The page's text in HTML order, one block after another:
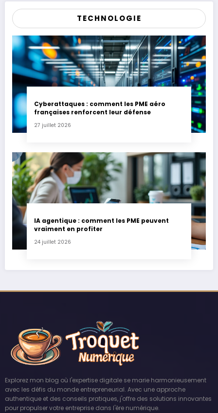
TECHNOLOGIE
Cyberattaques : comment les PME aéro
françaises renforcent leur défense
27 juillet 2026
IA agentique : comment les PME peuvent
vraiment en profiter
24 juillet 2026
Explorez mon blog où l'expertise digitale se marie harmonieusement
avec les défis du monde entrepreneurial. Avec une approche
authentique et des conseils pratiques, j'offre des solutions innovantes
pour propulser votre entreprise dans l'ère numérique.